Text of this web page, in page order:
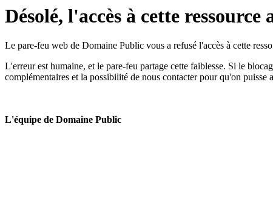
Désolé, l'accès à cette ressource
Le pare-feu web de Domaine Public vous a refusé l'accès à cette
L'erreur est humaine, et le pare-feu partage cette faiblesse. Si le
complémentaires et la possibilité de nous contacter pour qu'on puisse
L'équipe de Domaine Public